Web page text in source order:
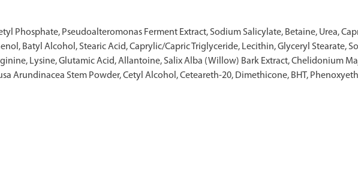
Phosphate, Pseudoalteromonas Ferment Extract, Sodium Salicylate, Betaine, Urea,
Batyl Alcohol, Stearic Acid, Caprylic/Capric Triglyceride, Lecithin, Glyceryl Stearate,
Lysine, Glutamic Acid, Allantoine, Salix Alba (Willow) Bark Extract, Chelidonium
Arundinacea Stem Powder, Cetyl Alcohol, Ceteareth-20, Dimethicone, ВНТ,